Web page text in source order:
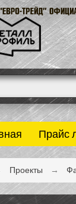
Прайс
Проекты →